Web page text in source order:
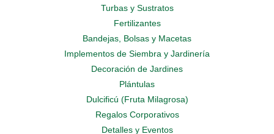
Turbas y Sustratos
Fertilizantes
Bandejas, Bolsas y Macetas
Implementos de Siembra y Jardinería
Decoración de Jardines
Plántulas
Dulcificú (Fruta Milagrosa)
Regalos Corporativos
Detalles y Eventos